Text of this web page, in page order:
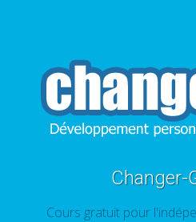
Changer-
Cours gratuit pour